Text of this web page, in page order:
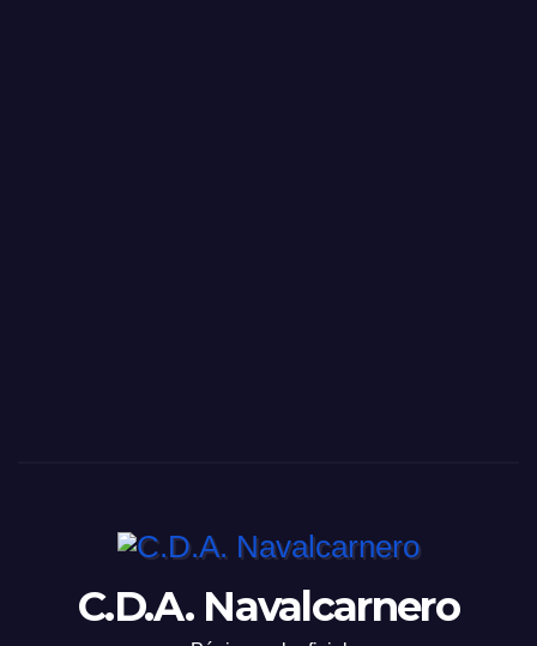
C.D.A. Navalcarnero